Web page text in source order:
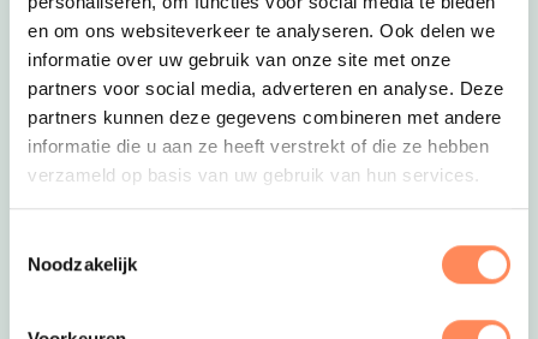
en om ons websiteverkeer te analyseren. Ook delen we
informatie over uw gebruik van onze site met onze
partners voor social media, adverteren en analyse. Deze
partners kunnen deze gegevens combineren met andere
informatie die u aan ze heeft verstrekt of die ze hebben
verzameld op basis van uw gebruik van hun services.
Noodzakelijk
Landgoed Volenbeek
WALIBI EN DOLFINARIUM- Glamping
op een gezellige koeienboerderij (met
alpaca!) op de Veluwe